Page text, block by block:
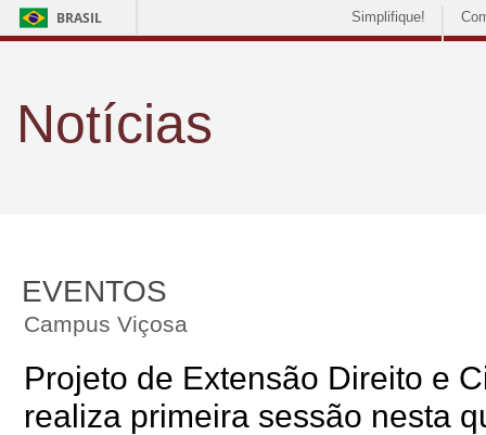
BRASIL Simplifique!
Notícias
EVENTOS
Campus Viçosa
Projeto de Extensão Direito e
realiza primeira sessão nesta